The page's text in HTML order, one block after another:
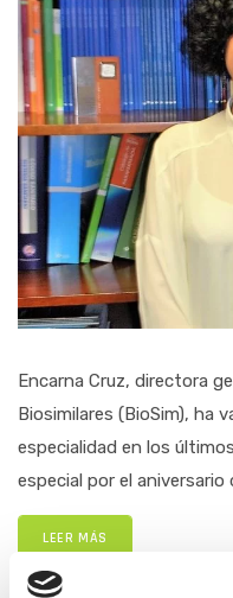
Encarna Cruz, directora
Biosimilares (BioSim), ha
especialidad en los
especial por el aniversario
LEER MÁS